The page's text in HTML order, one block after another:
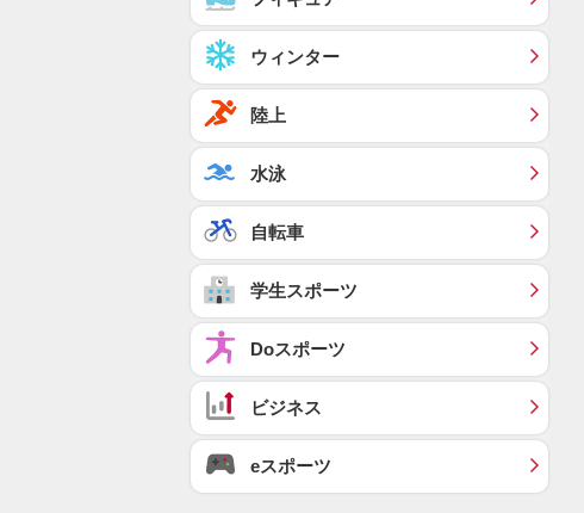
ウィンター
陸上
水泳
自転車
学生スポーツ
Doスポーツ
ビジネス
eスポーツ